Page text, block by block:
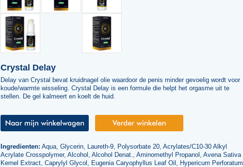
Crystal Delay
Delay van Crystal bevat kruidnagel olie waardoor de penis minder gevoelig wordt voor
koude/warmte wisseling. Crystal Delay is een formule die helpt het orgasme uit te
stellen. De gel kalmeert en koelt de huid.
Ingredienten: Aqua, Glycerin, Laureth-9, Polysorbate 20, Acrylates/C10-30 Alkyl
Acrylate Crosspolymer, Alcohol, Alcohol Denat., Aminomethyl Propanol, Avena Sativa
Kernel Extract, Caprylyl Glycol, Eugenia Caryophyllus Leaf Oil, Hypericum Perforatum